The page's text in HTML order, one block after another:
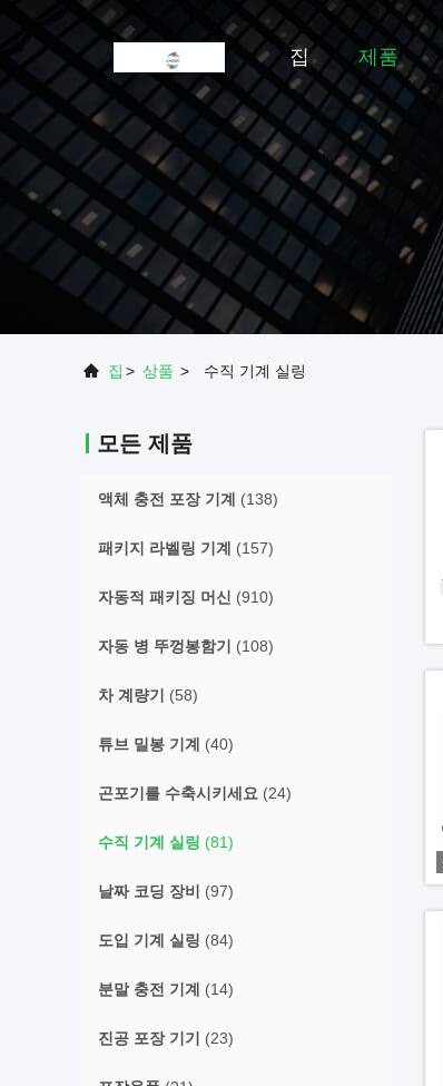
집 제품
집 > 상품 > 수직 기계 실링
모든 제품
액체 충전 포장 기계 (138)
패키지 라벨링 기계 (157)
자동적 패키징 머신 (910)
자동 병 뚜껑봉함기 (108)
차 계량기 (58)
튜브 밀봉 기계 (40)
곤포기를 수축시키세요 (24)
수직 기계 실링 (81)
날짜 코딩 장비 (97)
도입 기계 실링 (84)
분말 충전 기계 (14)
진공 포장 기기 (23)